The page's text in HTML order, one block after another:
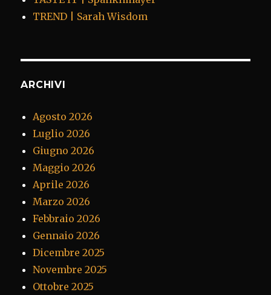
TREND | Sarah Wisdom
ARCHIVI
Agosto 2026
Luglio 2026
Giugno 2026
Maggio 2026
Aprile 2026
Marzo 2026
Febbraio 2026
Gennaio 2026
Dicembre 2025
Novembre 2025
Ottobre 2025